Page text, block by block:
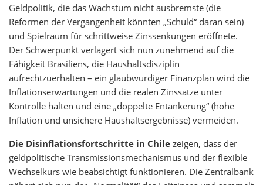
Geldpolitik, die das Wachstum nicht ausbremste (die
Reformen der Vergangenheit könnten „Schuld“ daran sein)
und Spielraum für schrittweise Zinssenkungen eröffnete.
Der Schwerpunkt verlagert sich nun zunehmend auf die
Fähigkeit Brasiliens, die Haushaltsdisziplin
aufrechtzuerhalten – ein glaubwürdiger Finanzplan wird die
Inflationserwartungen und die realen Zinssätze unter
Kontrolle halten und eine „doppelte Entankerung“ (hohe
Inflation und unsichere Haushaltsergebnisse) vermeiden.
Die Disinflationsfortschritte in Chile zeigen, dass der
geldpolitische Transmissionsmechanismus und der flexible
Wechselkurs wie beabsichtigt funktionieren. Die Zentralbank